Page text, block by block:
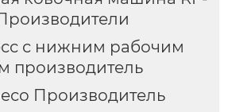
с нижним рабочим
производитель
Производитель